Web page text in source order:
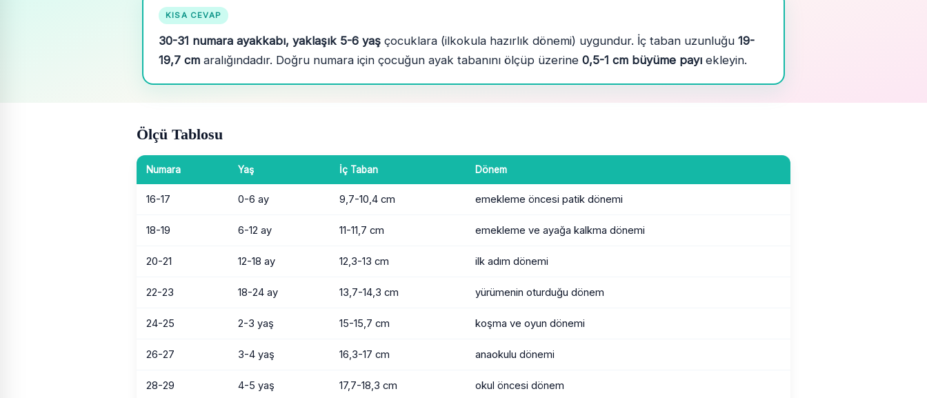
KISA CEVAP
30-31 numara ayakkabı, yaklaşık 5-6 yaş çocuklara (ilkokula hazırlık dönemi) uygundur. İç taban uzunluğu 19-
19,7 cm aralığındadır. Doğru numara için çocuğun ayak tabanını ölçüp üzerine 0,5-1 cm büyüme payı ekleyin.
Ölçü Tablosu
Numara Yaş İç Taban Dönem
16-17 0-6 ay 9,7-10,4 cm emekleme öncesi patik dönemi
18-19 6-12 ay 11-11,7 cm emekleme ve ayağa kalkma dönemi
20-21 12-18 ay 12,3-13 cm ilk adım dönemi
22-23 18-24 ay 13,7-14,3 cm yürümenin oturduğu dönem
24-25 2-3 yaş 15-15,7 cm koşma ve oyun dönemi
26-27 3-4 yaş 16,3-17 cm anaokulu dönemi
28-29 4-5 yaş 17,7-18,3 cm okul öncesi dönem